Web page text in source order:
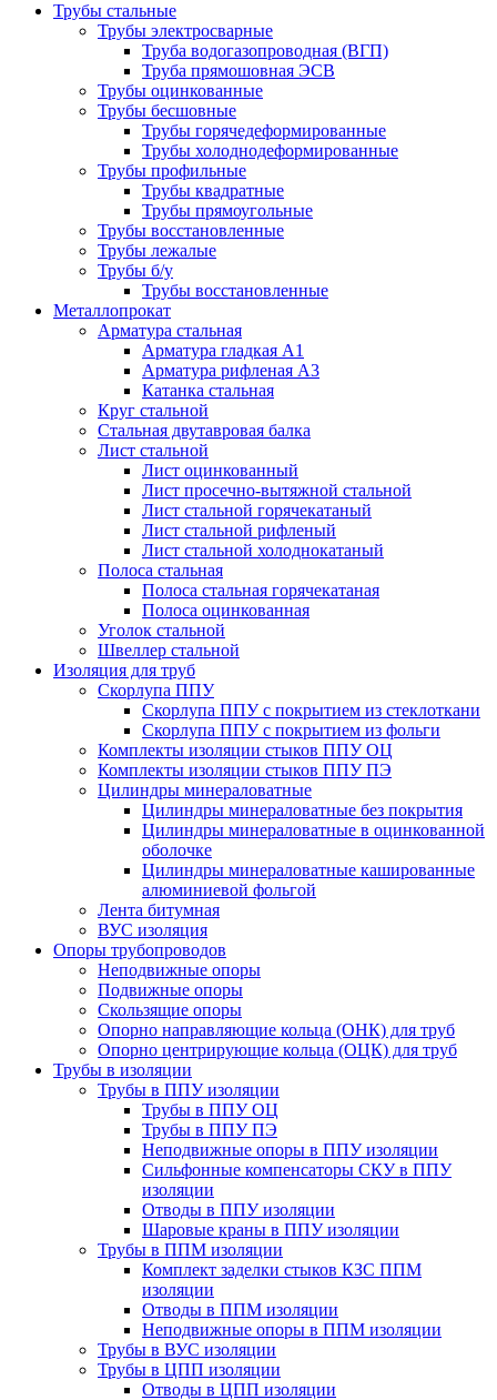
Трубы стальные
Трубы электросварные
Труба водогазопроводная (ВГП)
Труба прямошовная ЭСВ
Трубы оцинкованные
Трубы бесшовные
Трубы горячедеформированные
Трубы холоднодеформированные
Трубы профильные
Трубы квадратные
Трубы прямоугольные
Трубы восстановленные
Трубы лежалые
Трубы б/у
Трубы восстановленные
Металлопрокат
Арматура стальная
Арматура гладкая А1
Арматура рифленая А3
Катанка стальная
Круг стальной
Стальная двутавровая балка
Лист стальной
Лист оцинкованный
Лист просечно-вытяжной стальной
Лист стальной горячекатаный
Лист стальной рифленый
Лист стальной холоднокатаный
Полоса стальная
Полоса стальная горячекатаная
Полоса оцинкованная
Уголок стальной
Швеллер стальной
Изоляция для труб
Скорлупа ППУ
Скорлупа ППУ с покрытием из стеклоткани
Скорлупа ППУ с покрытием из фольги
Комплекты изоляции стыков ППУ ОЦ
Комплекты изоляции стыков ППУ ПЭ
Цилиндры минераловатные
Цилиндры минераловатные без покрытия
Цилиндры минераловатные в оцинкованной
оболочке
Цилиндры минераловатные кашированные
алюминиевой фольгой
Лента битумная
ВУС изоляция
Опоры трубопроводов
Неподвижные опоры
Подвижные опоры
Скользящие опоры
Опорно направляющие кольца (ОНК) для труб
Опорно центрирующие кольца (ОЦК) для труб
Трубы в изоляции
Трубы в ППУ изоляции
Трубы в ППУ ОЦ
Трубы в ППУ ПЭ
Неподвижные опоры в ППУ изоляции
Сильфонные компенсаторы СКУ в ППУ
изоляции
Отводы в ППУ изоляции
Шаровые краны в ППУ изоляции
Трубы в ППМ изоляции
Комплект заделки стыков КЗС ППМ
изоляции
Отводы в ППМ изоляции
Неподвижные опоры в ППМ изоляции
Трубы в ВУС изоляции
Трубы в ЦПП изоляции
Отводы в ЦПП изоляции